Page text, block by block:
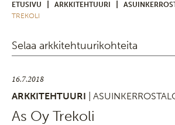
ETUSIVU ARKKITEHTUURI
TREKOLI
Selaa arkkitehtuurikohteita
16.7.2018
ARKKITEHTUURI
|
As Oy Trekoli